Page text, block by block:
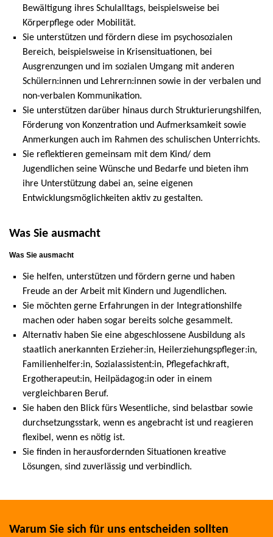
Bewältigung ihres Schulalltags, beispielsweise bei
Körperpflege oder Mobilität.
Sie unterstützen und fördern diese im psychosozialen
Bereich, beispielsweise in Krisensituationen, bei
Ausgrenzungen und im sozialen Umgang mit anderen
Schülern:innen und Lehrern:innen sowie in der verbalen und
non-verbalen Kommunikation.
Sie unterstützen darüber hinaus durch Strukturierungshilfen,
Förderung von Konzentration und Aufmerksamkeit sowie
Anmerkungen auch im Rahmen des schulischen Unterrichts.
Sie reflektieren gemeinsam mit dem Kind/ dem
Jugendlichen seine Wünsche und Bedarfe und bieten ihm
ihre Unterstützung dabei an, seine eigenen
Entwicklungsmöglichkeiten aktiv zu gestalten.
Was Sie ausmacht
Was Sie ausmacht
Sie helfen, unterstützen und fördern gerne und haben
Freude an der Arbeit mit Kindern und Jugendlichen.
Sie möchten gerne Erfahrungen in der Integrationshilfe
machen oder haben sogar bereits solche gesammelt.
Alternativ haben Sie eine abgeschlossene Ausbildung als
staatlich anerkannten Erzieher:in, Heilerziehungspfleger:in,
Familienhelfer:in, Sozialassistent:in, Pflegefachkraft,
Ergotherapeut:in, Heilpädagog:in oder in einem
vergleichbaren Beruf.
Sie haben den Blick fürs Wesentliche, sind belastbar sowie
durchsetzungsstark, wenn es angebracht ist und reagieren
flexibel, wenn es nötig ist.
Sie finden in herausfordernden Situationen kreative
Lösungen, sind zuverlässig und verbindlich.
Warum Sie sich für uns entscheiden sollten